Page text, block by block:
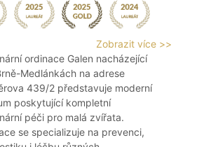
Zobrazit více >>
ordinace Galen nacházející
Medlánkách na adrese
439/2 představuje moderní
poskytující kompletní
péči pro malá zvířata.
se specializuje na prevenci,